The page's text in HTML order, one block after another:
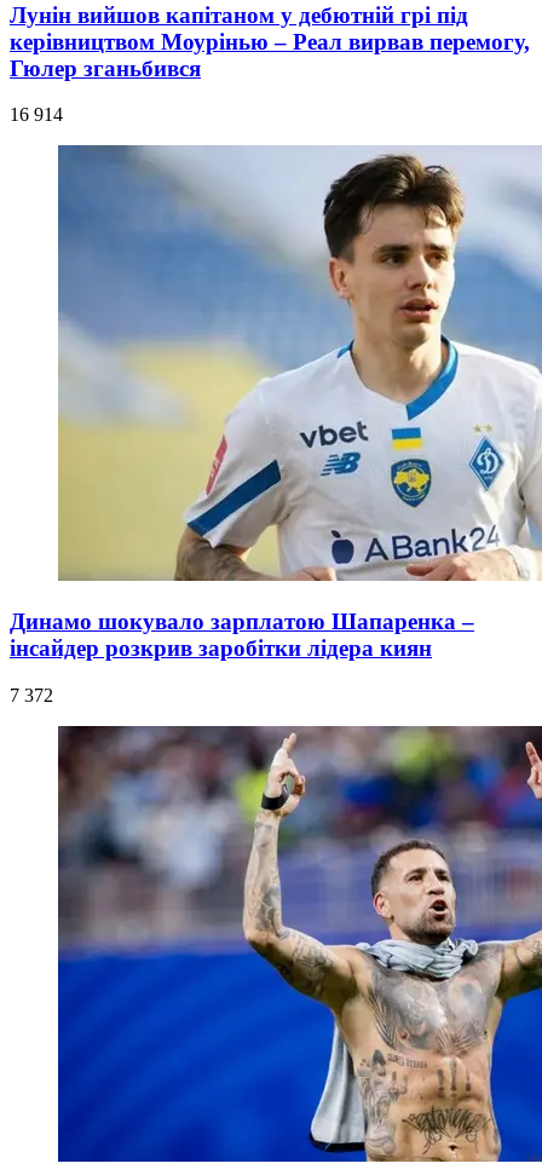
Лунін вийшов капітаном у дебютній грі під
керівництвом Моурінью – Реал вирвав перемогу,
Гюлер зганьбився
16 914
Динамо шокувало зарплатою Шапаренка –
інсайдер розкрив заробітки лідера киян
7 372